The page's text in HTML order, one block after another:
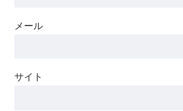
メール
サイト